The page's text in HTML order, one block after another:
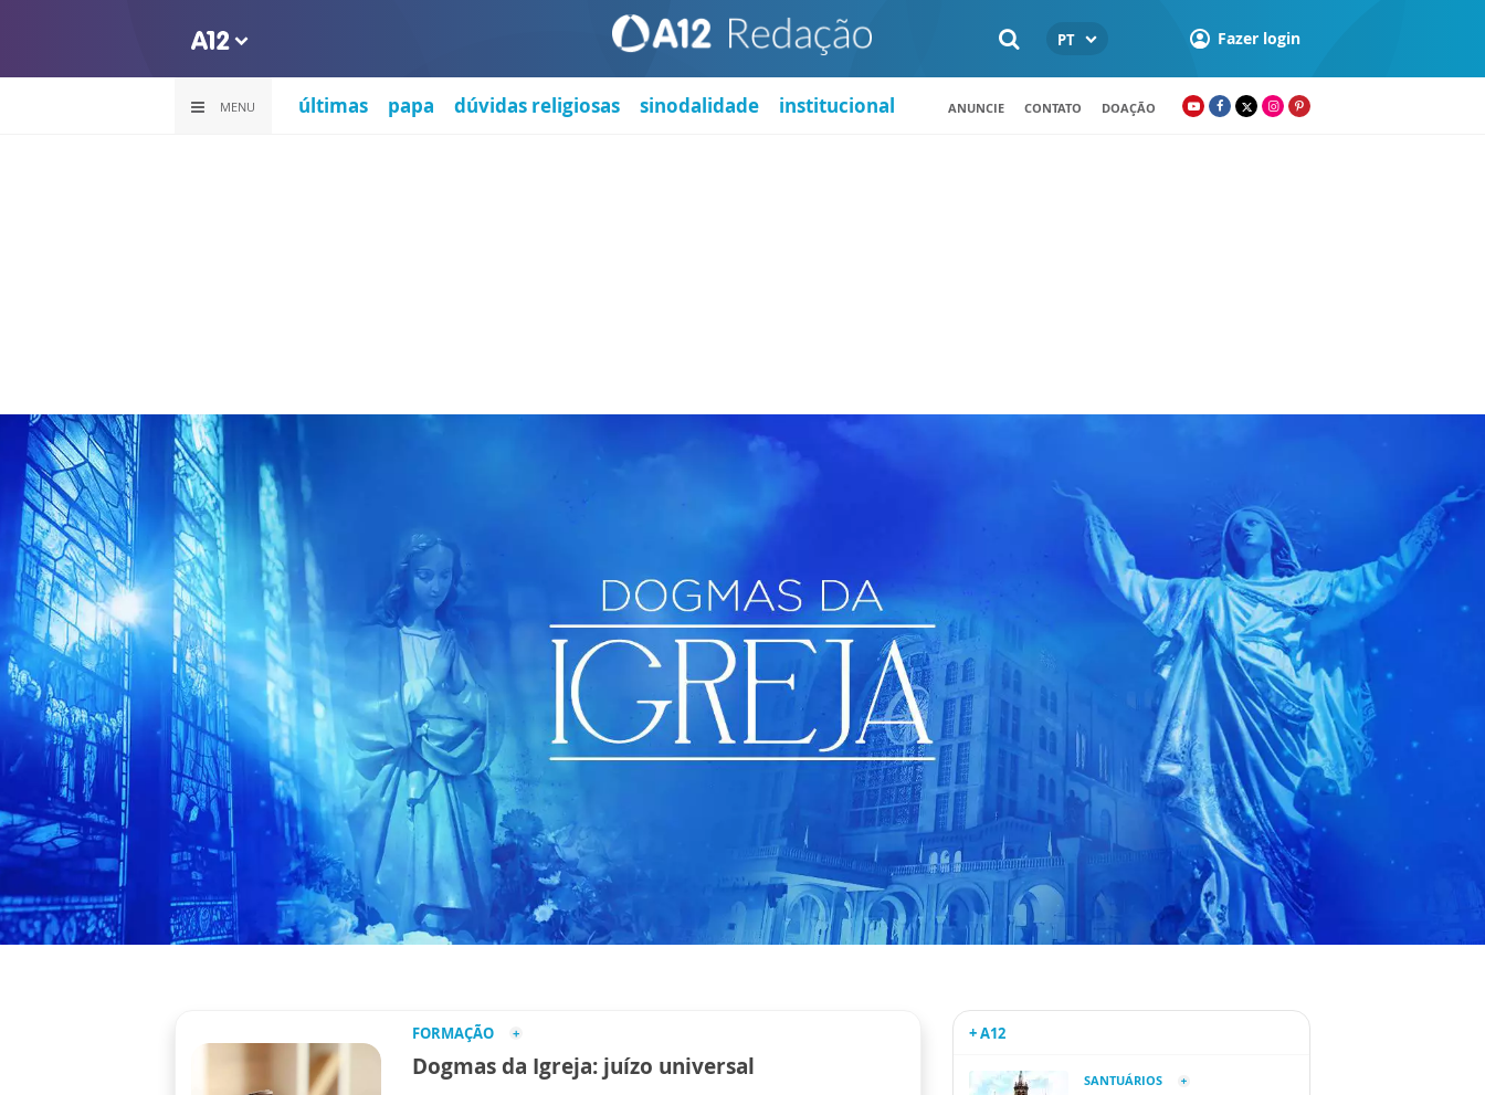
PT Fazer login
MENU últimas papa dúvidas religiosas sinodalidade institucional ANUNCIE CONTATO DOAÇÃO
FORMAÇÃO
Dogmas da Igreja: juízo universal
+ A12
SANTUÁRIOS